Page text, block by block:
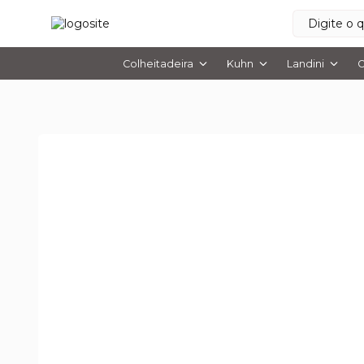
Colheitadeira Kuhn Landini